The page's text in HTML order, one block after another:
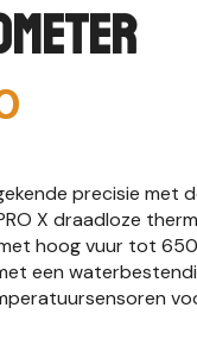
precisie met
X draadloze
hoog vuur tot 650
een